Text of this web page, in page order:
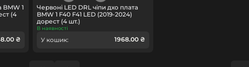
BMW 1
(4
₴
Червоні LED DRL чіпи дхо плата
BMW 1 F40 F41 LED (2019-2024)
дорест (4 шт.)
В наявності
У кошик: 1968.00 ₴